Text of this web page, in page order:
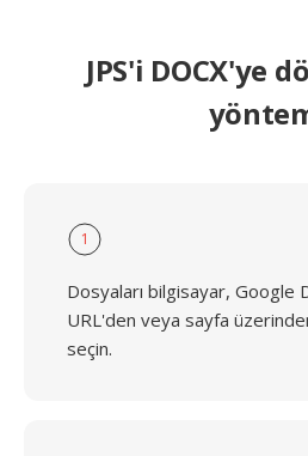
JPS'i DOCX'ye
1
Dosyaları bilgisayar, Google
URL'den veya sayfa
seçin.